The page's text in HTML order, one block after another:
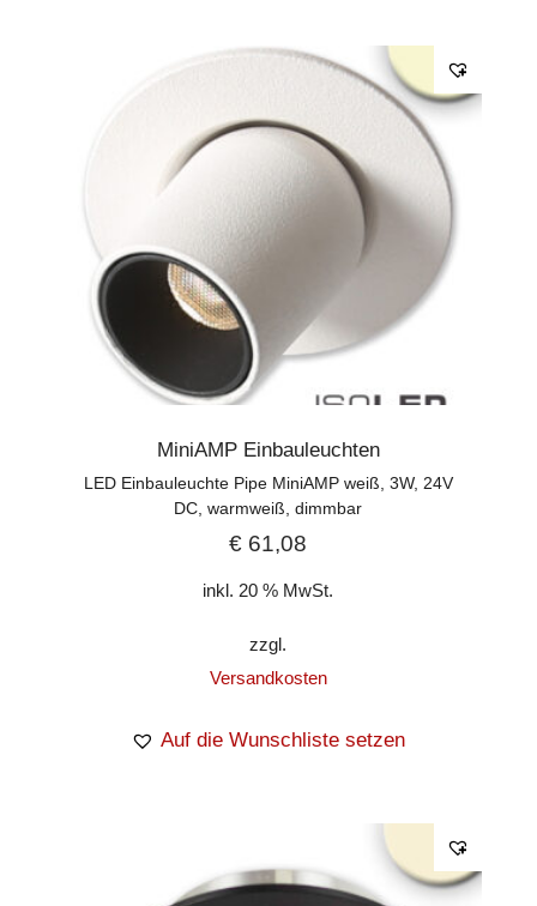
MiniAMP Einbauleuchten
LED Einbauleuchte Pipe MiniAMP weiß, 3W, 24V
DC, warmweiß, dimmbar
€ 61,08
inkl. 20 % MwSt.
zzgl.
Versandkosten
Auf die Wunschliste setzen